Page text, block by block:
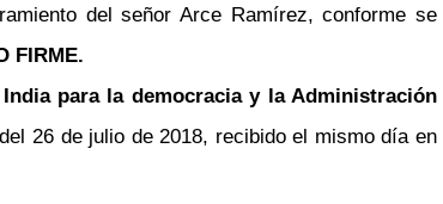
del señor Arce Ramírez, conforme se
FIRME.
para la democracia y la Administración
26 de julio de 2018, recibido el mismo día en